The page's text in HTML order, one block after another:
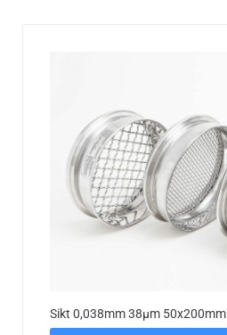
Sikt 0,038mm 38µm 50x200mm